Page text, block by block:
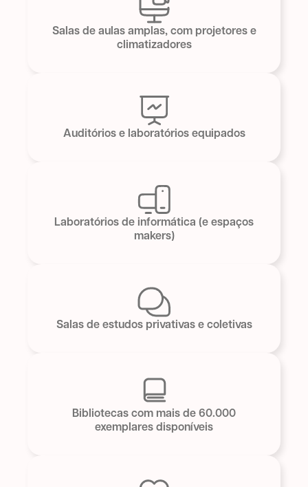
Salas de aulas amplas, com projetores e
climatizadores
Auditórios e laboratórios equipados
Laboratórios de informática (e espaços
makers)
Salas de estudos privativas e coletivas
Bibliotecas com mais de 60.000
exemplares disponíveis